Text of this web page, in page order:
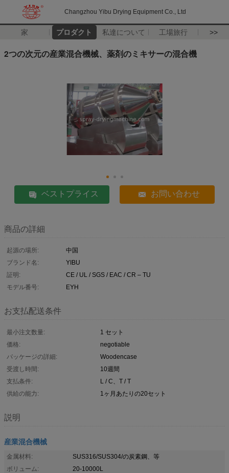
Changzhou Yibu Drying Equipment Co., Ltd
家 プロダクト 私達について 工場旅行 >>
2つの次元の産業混合機械、薬剤のミキサーの混合機
ベストプライス お問い合わせ
商品の詳細
起源の場所:
中国
ブランド名:
YIBU
証明:
CE / UL / SGS / EAC / CR – TU
モデル番号:
EYH
お支払配送条件
最小注文数量:
1 セット
価格:
negotiable
パッケージの詳細:
Woodencase
受渡し時間:
10週間
支払条件:
L / C、T / T
供給の能力:
1ヶ月あたりの20セット
説明
産業混合機械
金属材料:
SUS316/SUS304/の炭素鋼、等
ボリューム:
20-10000L